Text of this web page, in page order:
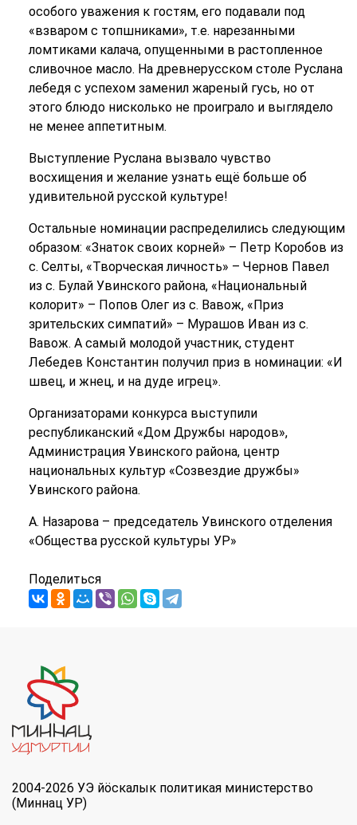
особого уважения к гостям, его подавали под
«взваром с топшниками», т.е. нарезанными
ломтиками калача, опущенными в растопленное
сливочное масло. На древнерусском столе Руслана
лебедя с успехом заменил жареный гусь, но от
этого блюдо нисколько не проиграло и выглядело
не менее аппетитным.
Выступление Руслана вызвало чувство
восхищения и желание узнать ещё больше об
удивительной русской культуре!
Остальные номинации распределились следующим
образом: «Знаток своих корней» – Петр Коробов из
с. Селты, «Творческая личность» – Чернов Павел
из с. Булай Увинского района, «Национальный
колорит» – Попов Олег из с. Вавож, «Приз
зрительских симпатий» – Мурашов Иван из с.
Вавож. А самый молодой участник, студент
Лебедев Константин получил приз в номинации: «И
швец, и жнец, и на дуде игрец».
Организаторами конкурса выступили
республиканский «Дом Дружбы народов»,
Администрация Увинского района, центр
национальных культур «Созвездие дружбы»
Увинского района.
А. Назарова – председатель Увинского отделения
«Общества русской культуры УР»
Поделиться
2004-2026 УЭ йöскалык политикая министерство
(Миннац УР)